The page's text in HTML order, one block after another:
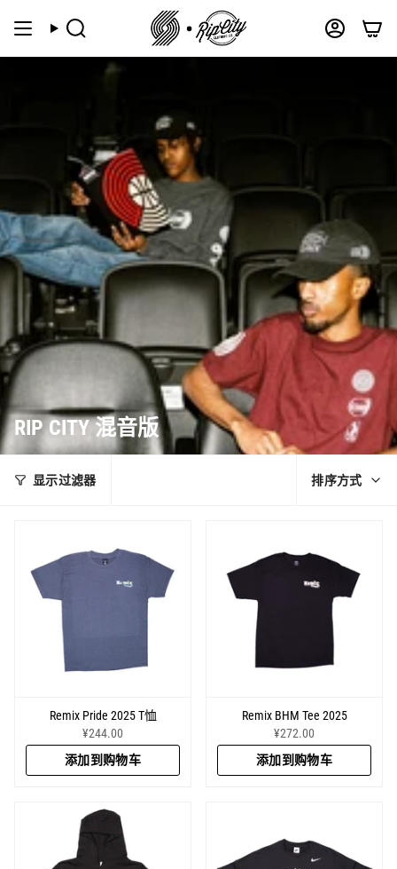
内
搜
帐
RIP CITY 混音版
显示过滤器
排
式
排序方式
Remix Pride 2025 T恤
¥244.00
添加到购物车
Remix BHM Tee 2025
¥272.00
添加到购物车